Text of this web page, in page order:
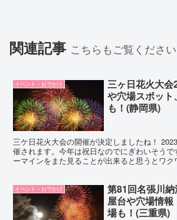
関連記事 こちらもご覧ください
イベント・おでかけ
三ヶ日花火大
や穴場スポット
も！(静岡県)
三ケ日花火大会の開催が決定しましたね！
催されます。今年は祝日なのでにぎわいそうで
ーマインをまた見ることが出来ると思うとワ
イベント・おでかけ
第81回名張川
屋台や穴場情
場も！(三重県)